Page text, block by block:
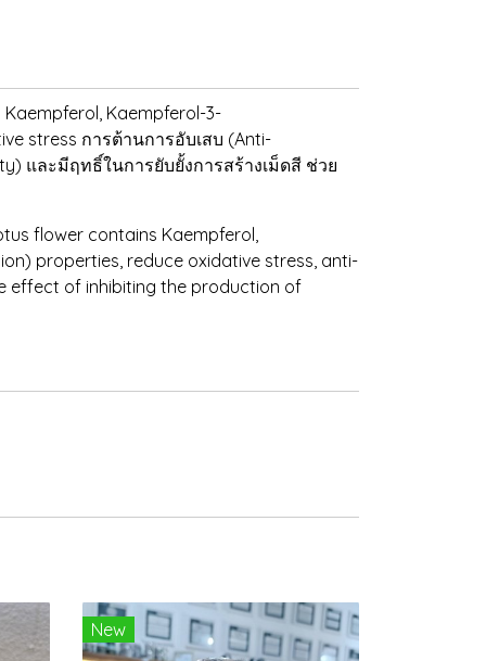
Kaempferol-3-
stress การต้านการอับเสบ (Anti-
และมีฤทธิ์ในการยับยั้งการสร้างเม็ดสี ช่วย
flower contains Kaempferol,
properties, reduce oxidative stress, anti-
effect of inhibiting the production of
New